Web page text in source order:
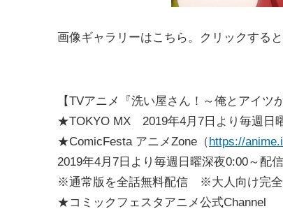
画像ギャラリーはこちら。クリックすると
【TVアニメ『洗い屋さん！～俺とアイツ
★TOKYO MX 2019年4月7日より毎週日
★ComicFesta アニメZone（https://
2019年4月7日より毎週日曜深夜0:00～配
※通常版を全話無料配信 ※大人向け完全
★コミックフェスタアニメ公式Channel